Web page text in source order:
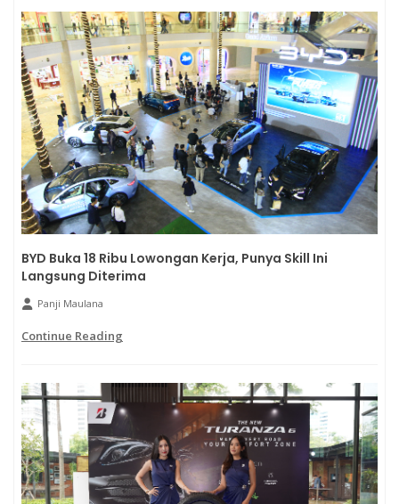
BYD Buka 18 Ribu Lowongan Kerja, Punya Skill Ini
Langsung Diterima
Panji Maulana
Continue Reading